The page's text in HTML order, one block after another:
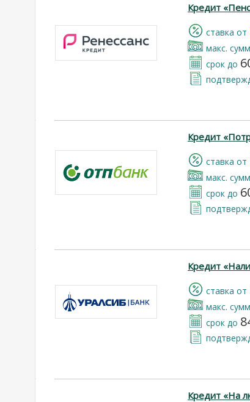
Кредит
cтавка от
макс.
срок до
Кредит
cтавка от
макс.
срок до
Кредит
cтавка от
макс.
срок до
Кредит «На